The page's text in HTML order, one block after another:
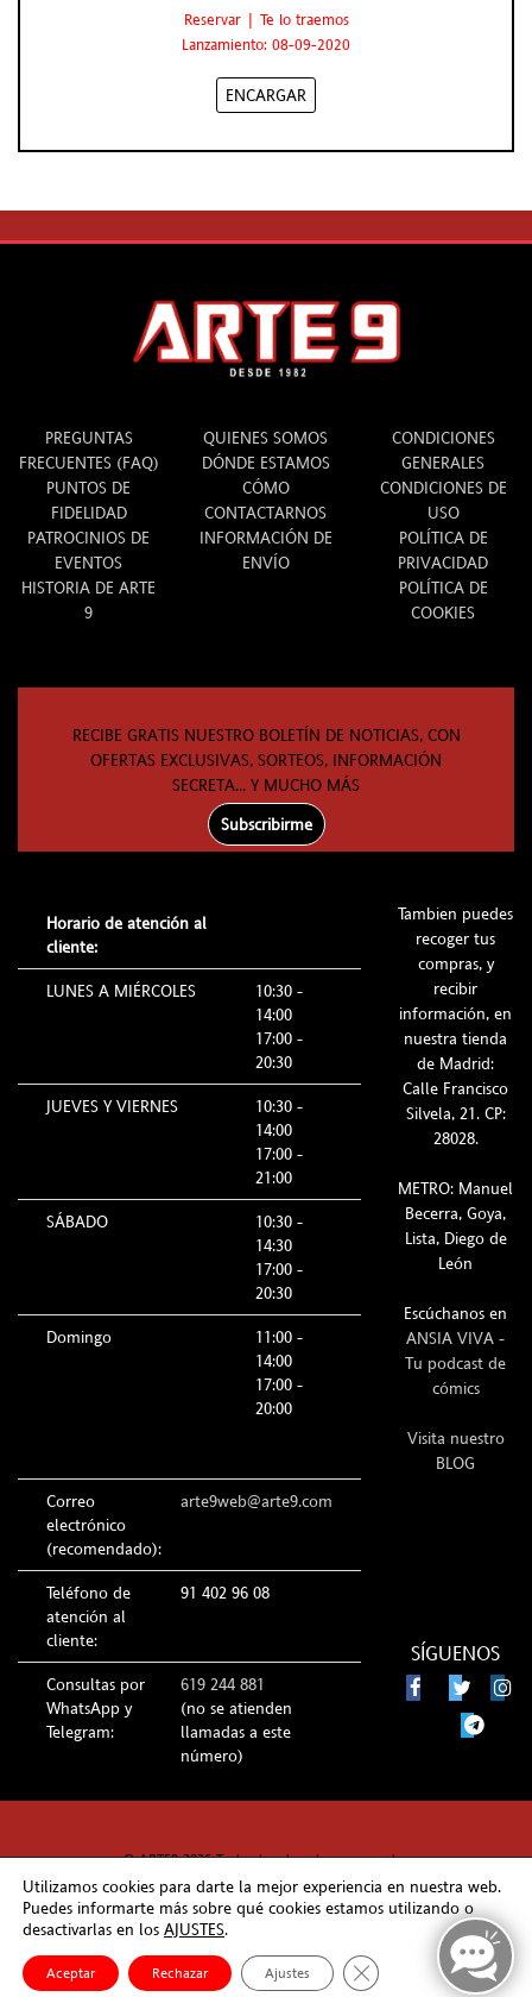
Reservar | Te lo traemos
Lanzamiento: 08-09-2020
ENCARGAR
PREGUNTAS
FRECUENTES (FAQ)
PUNTOS DE
FIDELIDAD
PATROCINIOS DE
EVENTOS
HISTORIA DE ARTE
9
QUIENES SOMOS
DÓNDE ESTAMOS
CÓMO
CONTACTARNOS
INFORMACIÓN DE
ENVÍO
CONDICIONES
GENERALES
CONDICIONES DE
USO
POLÍTICA DE
PRIVACIDAD
POLÍTICA DE
COOKIES
RECIBE GRATIS NUESTRO BOLETÍN DE NOTICIAS, CON
OFERTAS EXCLUSIVAS, SORTEOS, INFORMACIÓN
SECRETA... Y MUCHO MÁS
Subscribirme
Horario de atención al
cliente:
LUNES A MIÉRCOLES
10:30 -
14:00
17:00 -
20:30
JUEVES Y VIERNES
10:30 -
14:00
17:00 -
21:00
SÁBADO
10:30 -
14:30
17:00 -
20:30
Domingo
11:00 -
14:00
17:00 -
20:00
Correo
electrónico
(recomendado):
arte9web@arte9.com
Teléfono de
atención al
cliente:
91 402 96 08
Consultas por
WhatsApp y
Telegram:
619 244 881
(no se atienden
llamadas a este
número)
Tambien puedes
recoger tus
compras, y
recibir
información, en
nuestra tienda
de Madrid:
Calle Francisco
Silvela, 21. CP:
28028.
METRO: Manuel
Becerra, Goya,
Lista, Diego de
León
Escúchanos en
ANSIA VIVA -
Tu podcast de
cómics
Visita nuestro
BLOG
SÍGUENOS
© ARTE9 2026 Todos los derechos reservados
Utilizamos cookies para darte la mejor experiencia en nuestra web.
Puedes informarte más sobre qué cookies estamos utilizando o
desactivarlas en los AJUSTES.
Aceptar Rechazar Ajustes Cerrar el banner de